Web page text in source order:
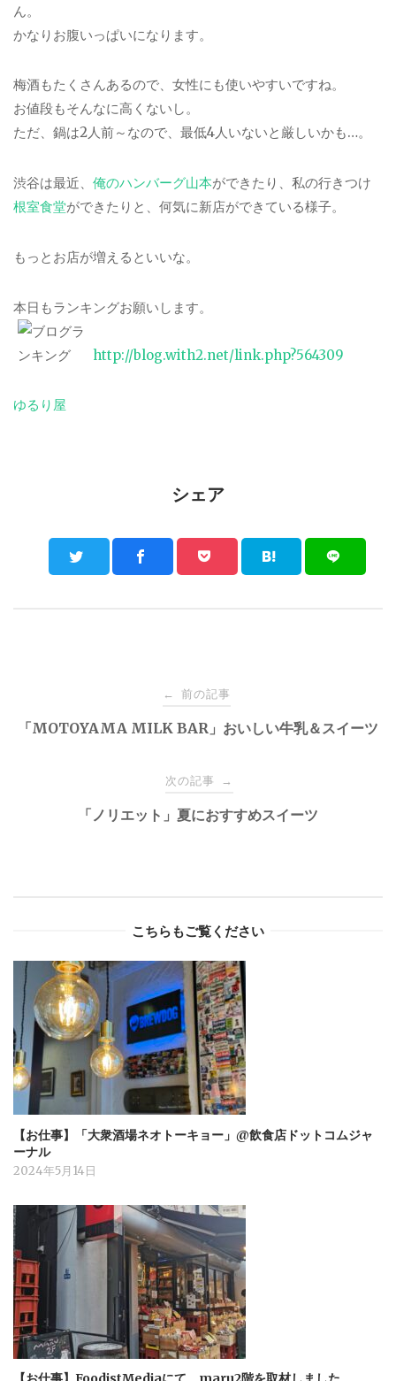
ん。
かなりお腹いっぱいになります。
梅酒もたくさんあるので、女性にも使いやすいですね。
お値段もそんなに高くないし。
ただ、鍋は2人前～なので、最低4人いないと厳しいかも…。
渋谷は最近、 俺のハンバーグ山本ができたり、私の行きつけ
根室食堂ができたりと、何気に新店ができている様子。
もっとお店が増えるといいな。
本日もランキングお願いします。
http://blog.with2.net/link.php?564309
ゆるり屋
シェア
navigation
← 前の記事
「MOTOYAMA MILK BAR」おいしい牛乳＆スイーツ
次の記事 →
「ノリエット」夏におすすめスイーツ
こちらもご覧ください
【お仕事】「大衆酒場ネオトーキョー」@飲食店ドットコムジャ
ーナル
2024年5月14日